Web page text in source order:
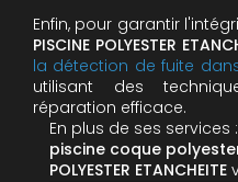
Enfin, pour garantir
PISCINE POLYESTER
la détection de fuite
utilisant des
réparation efficace.
En plus de ses services :
piscine coque polyester
POLYESTER ETANCHEITE